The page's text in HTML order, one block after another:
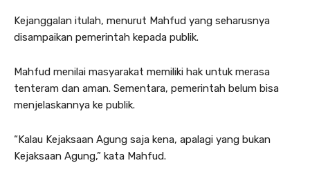
Kejanggalan itulah, menurut Mahfud yang seharusnya
disampaikan pemerintah kepada publik.
Mahfud menilai masyarakat memiliki hak untuk merasa
tenteram dan aman. Sementara, pemerintah belum bisa
menjelaskannya ke publik.
“Kalau Kejaksaan Agung saja kena, apalagi yang bukan
Kejaksaan Agung,” kata Mahfud.